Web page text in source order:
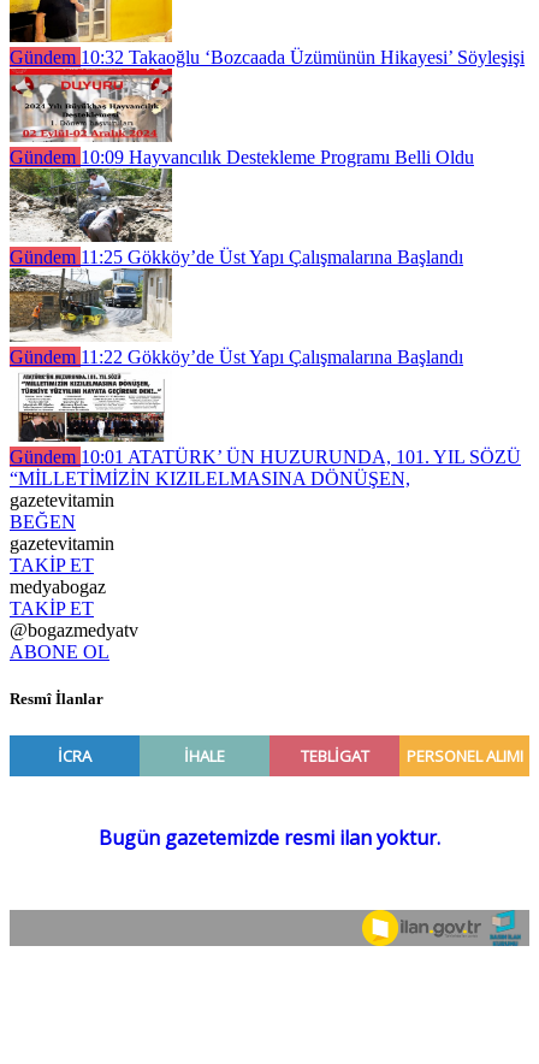
Gündem 10:32 Takaoğlu ‘Bozcaada Üzümünün Hikayesi’ Söyleşişi
Gündem 10:09 Hayvancılık Destekleme Programı Belli Oldu
Gündem 11:25 Gökköy’de Üst Yapı Çalışmalarına Başlandı
Gündem 11:22 Gökköy’de Üst Yapı Çalışmalarına Başlandı
Gündem 10:01 ATATÜRK’ ÜN HUZURUNDA, 101. YIL SÖZÜ
“MİLLETİMİZİN KIZILELMASINA DÖNÜŞEN,
gazetevitamin
BEĞEN
gazetevitamin
TAKİP ET
medyabogaz
TAKİP ET
@bogazmedyatv
ABONE OL
Resmî İlanlar